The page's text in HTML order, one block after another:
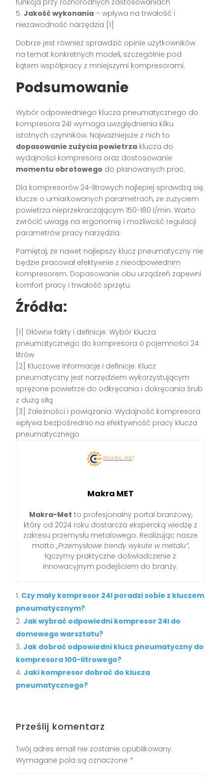
funkcja przy różnorodnych zastosowaniach
5.Jakość wykonania – wpływa na trwałość i
niezawodność narzędzia [1]
Dobrze jest również sprawdzić opinie użytkowników
na temat konkretnych modeli, szczególnie pod
kątem współpracy z mniejszymi kompresorami.
Podsumowanie
Wybór odpowiedniego klucza pneumatycznego do
kompresora 24l wymaga uwzględnienia kilku
istotnych czynników. Najważniejsze z nich to
dopasowanie zużycia powietrza klucza do
wydajności kompresora oraz dostosowanie
momentu obrotowego do planowanych prac.
Dla kompresorów 24-litrowych najlepiej sprawdzą się
klucze o umiarkowanych parametrach, ze zużyciem
powietrza nieprzekraczającym 150-180 l/min. Warto
zwrócić uwagę na ergonomię i możliwość regulacji
parametrów pracy narzędzia.
Pamiętaj, że nawet najlepszy klucz pneumatyczny nie
będzie pracował efektywnie z nieodpowiednim
kompresorem. Dopasowanie obu urządzeń zapewni
komfort pracy i trwałość sprzętu.
Źródła:
[1] Główne fakty i definicje: Wybór klucza
pneumatycznego do kompresora o pojemności 24
litrów
[2] Kluczowe informacje i definicje: Klucz
pneumatyczny jest narzędziem wykorzystującym
sprężone powietrze do odkręcania i dokręcania śrub
z dużą siłą
[3] Zależności i powiązania: Wydajność kompresora
wpływa bezpośrednio na efektywność pracy klucza
pneumatycznego
Makra MET
Makra-Met to profesjonalny portal branżowy,
który od 2024 roku dostarcza ekspercką wiedzę z
zakresu przemysłu metalowego. Realizując nasze
motto„Przemysłowe trendy wykute w metalu”,
łączymy praktyczne doświadczenie z
innowacyjnym podejściem do branży.
Czy mały kompresor 24l poradzi sobie z kluczem
pneumatycznym?
Jak wybrać odpowiedni kompresor 24l do
domowego warsztatu?
Jak dobrać odpowiedni klucz pneumatyczny do
kompresora 100-litrowego?
Jaki kompresor dobrać do klucza
pneumatycznego?
Prześlij komentarz
Twój adres email nie zostanie opublikowany.
Wymagane pola są oznaczone *